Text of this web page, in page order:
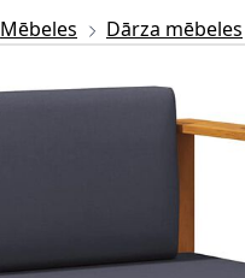
Mēbeles Dārza mēbeles